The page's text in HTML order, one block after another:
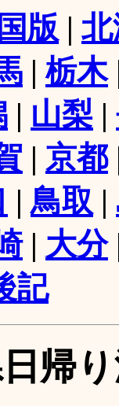
版 |
|栃木
| 山梨 |
| 京都
| 鳥取 |
| 大分
記
帰